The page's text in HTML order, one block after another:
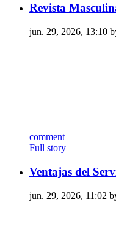
Revista
jun. 29, 2026, 13:10
comment
Full story
Ventajas del
jun. 29, 2026, 11:02